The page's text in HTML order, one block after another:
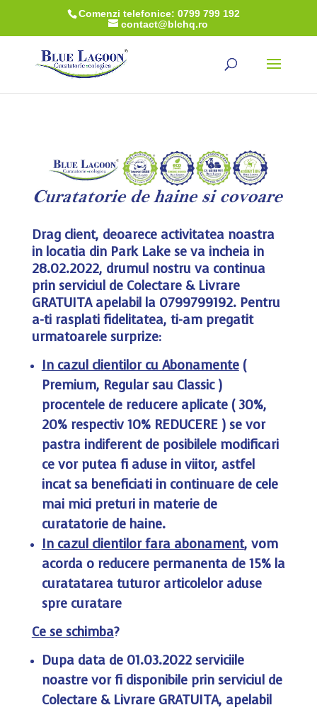
Comenzi telefonice: 0799 799 192
contact@blchq.ro
Drag client, deoarece activitatea noastra
in locatia din Park Lake se va incheia in
28.02.2022, drumul nostru va continua
prin serviciul de Colectare & Livrare
GRATUITA apelabil la 0799799192. Pentru
a-ti rasplati fidelitatea, ti-am pregatit
urmatoarele surprize:
In cazul clientilor cu Abonamente(
Premium, Regular sau Classic )
procentele de reducere aplicate ( 30%,
20% respectiv 10% REDUCERE ) se vor
pastra indiferent de posibilele modificari
ce vor putea fi aduse in viitor, astfel
incat sa beneficiati in continuare de cele
mai mici preturi in materie de
curatatorie de haine.
In cazul clientilor fara abonament, vom
acorda o reducere permanenta de 15% la
curatatarea tuturor articolelor aduse
spre curatare
Ce se schimba?
Dupa data de 01.03.2022 serviciile
noastre vor fi disponibile prin serviciul de
Colectare & Livrare GRATUITA, apelabil